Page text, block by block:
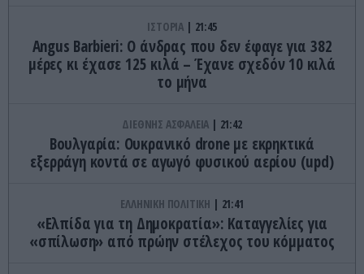
ΙΣΤΟΡΙΑ 21:45
Angus Barbieri: Ο άνδρας που δεν έφαγε για 382
μέρες κι έχασε 125 κιλά – Έχανε σχεδόν 10 κιλά
το μήνα
ΔΙΕΘΝΗΣ ΑΣΦΑΛΕΙΑ 21:42
Βουλγαρία: Ουκρανικό drone με εκρηκτικά
εξερράγη κοντά σε αγωγό φυσικού αερίου (upd)
ΕΛΛΗΝΙΚΗ ΠΟΛΙΤΙΚΗ 21:41
«Ελπίδα για τη Δημοκρατία»: Καταγγελίες για
«σπίλωση» από πρώην στέλεχος του κόμματος